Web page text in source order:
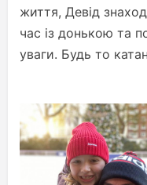
життя, Девід
час із донькою та
уваги. Будь то